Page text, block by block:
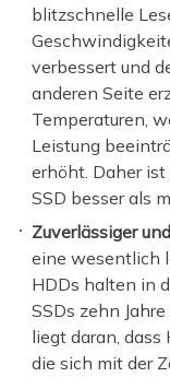
blitzschnelle
verbessert und
anderen Seite
Temperaturen,
Leistung
erhöht. Daher
SSD besser als
Zuverlässiger
eine wesentlich
HDDs halten in
SSDs zehn
liegt daran,
die sich mit der